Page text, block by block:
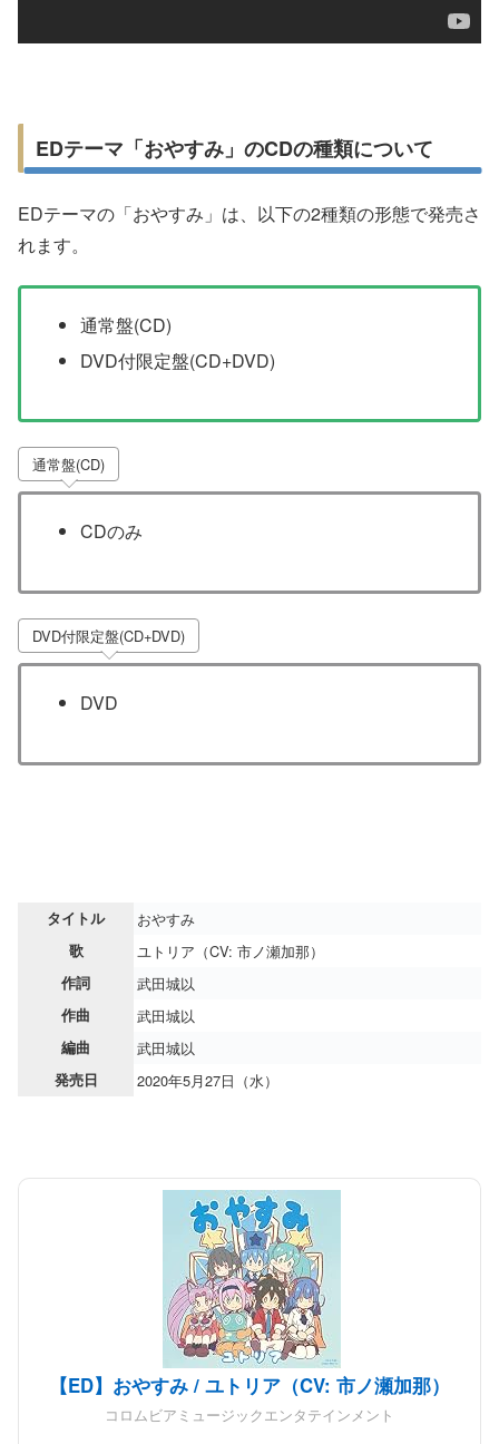
EDテーマ「おやすみ」のCDの種類について
EDテーマの「おやすみ」は、以下の2種類の形態で発売さ
れます。
通常盤(CD)
DVD付限定盤(CD+DVD)
通常盤(CD)
CDのみ
DVD付限定盤(CD+DVD)
DVD
タイトル おやすみ
歌 ユトリア（CV: 市ノ瀬加那）
作詞 武田城以
作曲 武田城以
編曲 武田城以
発売日 2020年5月27日（水）
【ED】おやすみ / ユトリア（CV: 市ノ瀬加那）
コロムビアミュージックエンタテインメント